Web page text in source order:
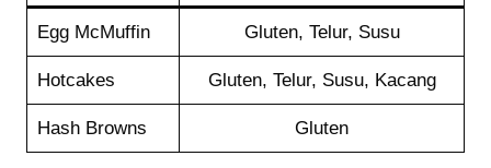
Egg McMuffin Gluten, Telur, Susu
Hotcakes Gluten, Telur, Susu, Kacang
Hash Browns Gluten